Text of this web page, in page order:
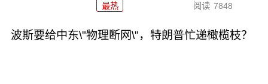
最热 阅读 7848
波斯要给中东\"物理断网\"，特朗普忙递橄榄枝？